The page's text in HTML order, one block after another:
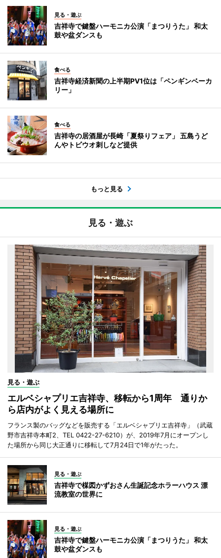
見る・遊ぶ
吉祥寺で鍵盤ハーモニカ公演「まつりうた」 和太
鼓や盆ダンスも
食べる
吉祥寺経済新聞の上半期PV1位は「ペンギンベーカ
リー」
食べる
吉祥寺の居酒屋が長崎「夏祭りフェア」 五島うど
んやトビウオ刺しなど提供
もっと見る
見る・遊ぶ
見る・遊ぶ
エルベシャプリエ吉祥寺、移転から1周年 通りか
ら店内がよく見える場所に
フランス製のバッグなどを販売する「エルベシャプリエ吉祥寺」（武蔵
野市吉祥寺本町2、TEL 0422-27-6210）が、2019年7月にオープンし
た場所から同じ大正通りに移転して7月24日で1年がたった。
見る・遊ぶ
吉祥寺で楳図かずおさん生誕記念ホラーハウス 漂
流教室の世界に
見る・遊ぶ
吉祥寺で鍵盤ハーモニカ公演「まつりうた」 和太
鼓や盆ダンスも